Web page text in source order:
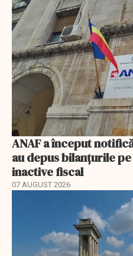
ANAF a început
au depus bilanțurile
inactive fiscal
07 AUGUST 2026